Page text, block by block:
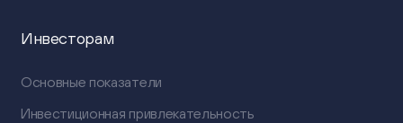
Инвесторам
Основные показатели
Инвестиционная привлекательность